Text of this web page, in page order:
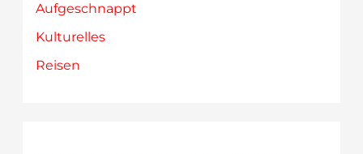
Aufgeschnappt
Kulturelles
Reisen